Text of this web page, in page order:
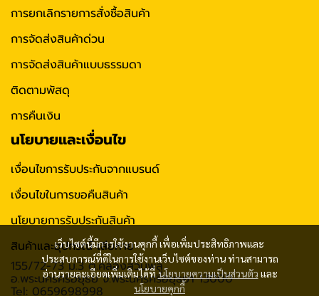
เว็บไซต์นี้มีการใช้งานคุกกี้ เพื่อเพิ่มประสิทธิภาพและ
ประสบการณ์ที่ดีในการใช้งานเว็บไซต์ของท่าน ท่านสามารถ
อ่านรายละเอียดเพิ่มเติมได้ที่นโยบายความเป็นส่วนตัว และ
นโยบายคุกกี้
การยกเลิกรายการสั่งซื้อสินค้า
การจัดส่งสินค้าด่วน
การจัดส่งสินค้าแบบธรรมดา
ติดตามพัสดุ
การคืนเงิน
นโยบายและเงื่อนไข
เงื่อนไขการรับประกันจากแบรนด์
เงื่อนไขในการขอคืนสินค้า
นโยบายการรับประกันสินค้า
สินค้าและอุปกรณ์ เสียหาย
155/72-73 ม.3 ต.คลองสวนพลู
อ.พระนครศรีอยุธย จ.พระนครศรีอยุธยา 13000
Tel: 0659698998